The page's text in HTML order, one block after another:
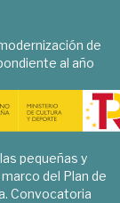
de
al año
pequeñas y
del Plan de
Convocatoria